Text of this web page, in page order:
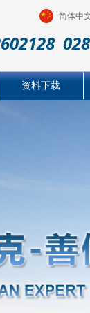
简体中
资料下载